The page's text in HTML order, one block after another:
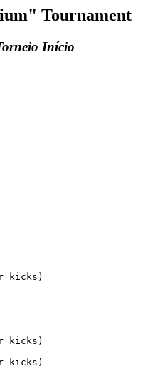
Tournament
Início
kicks)